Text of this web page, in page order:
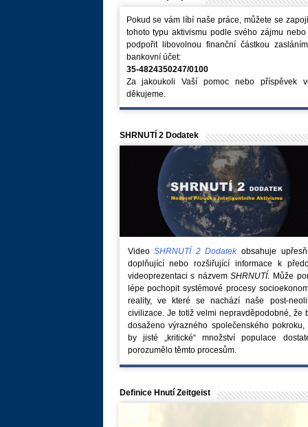
Pokud se vám líbí naše práce, můžete se
tohoto typu aktivismu podle svého zájmu nebo
podpořit libovolnou finanční částkou
bankovní účet:
35-4824350247/0100
Za jakoukoli Vaší pomoc nebo příspěvek
děkujeme.
SHRNUTÍ 2 Dodatek
VideoSHRNUTÍ 2 Dodatekobsahuje
doplňující nebo rozšiřující informace k
videoprezentaci s názvemSHRNUTÍ. Může
lépe pochopit systémové procesy
reality, ve které se nachází naše post-
civilizace. Je totiž velmi nepravděpodobné, že
dosaženo výrazného společenského pokroku,
by jisté „kritické“ množství populace
porozumělo těmto procesům.
Definice Hnutí Zeitgeist